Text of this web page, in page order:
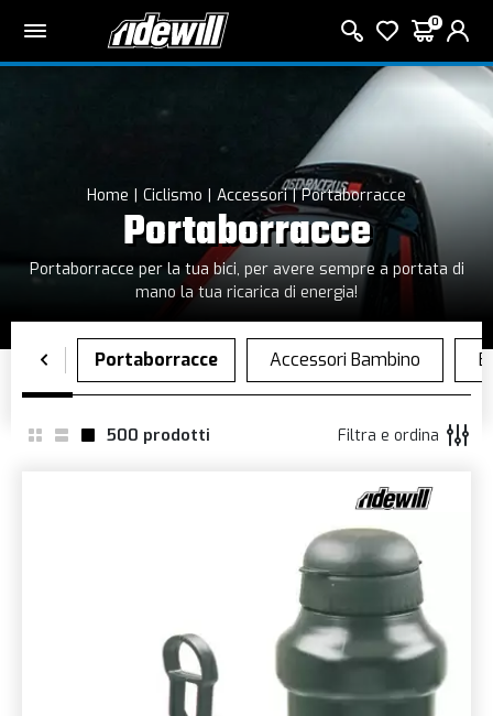
0
Home Ciclismo Accessori Portaborracce
Portaborracce
Portaborracce per la tua bici, per avere sempre a portata di
mano la tua ricarica di energia!
500 prodotti Filtra e ordina